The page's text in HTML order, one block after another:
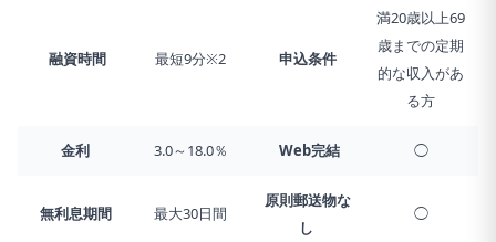
融資時間 最短9分※2 申込条件
満20歳以上69
歳までの定期
的な収入があ
る方
金利 3.0～18.0％ Web完結 ◯
無利息期間 最大30日間
原則郵送物な
し
◯